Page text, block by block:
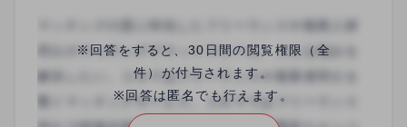
※回答をすると、30日間の閲覧権限（全
件）が付与されます。
※回答は匿名でも行えます。